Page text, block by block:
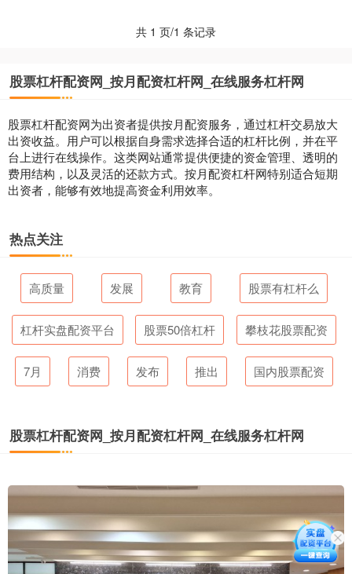
共 1 页/1 条记录
股票杠杆配资网_按月配资杠杆网_在线服务杠杆网
股票杠杆配资网为出资者提供按月配资服务，通过杠杆交易放大
出资收益。用户可以根据自身需求选择合适的杠杆比例，并在平
台上进行在线操作。这类网站通常提供便捷的资金管理、透明的
费用结构，以及灵活的还款方式。按月配资杠杆网特别适合短期
出资者，能够有效地提高资金利用效率。
热点关注
高质量 发展 教育 股票有杠杆么
杠杆实盘配资平台 股票50倍杠杆 攀枝花股票配资
7月 消费 发布 推出 国内股票配资
股票杠杆配资网_按月配资杠杆网_在线服务杠杆网